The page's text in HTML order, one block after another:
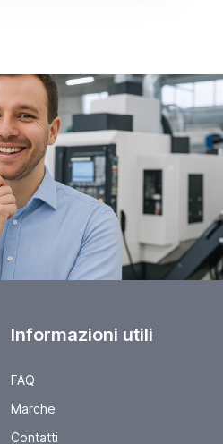
Informazioni utili
FAQ
Marche
Contatti